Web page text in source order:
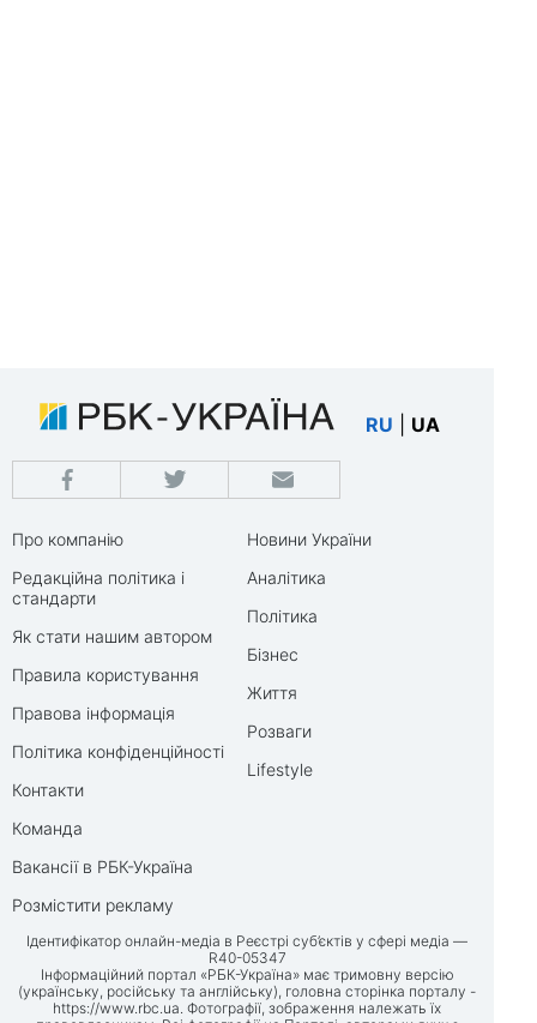
RU UA
Про компанію
Редакційна політика і
стандарти
Як стати нашим автором
Правила користування
Правова інформація
Політика конфіденційності
Контакти
Команда
Вакансії в РБК-Україна
Розмістити рекламу
Новини України
Аналітика
Політика
Бізнес
Життя
Розваги
Lifestyle
Ідентифікатор онлайн-медіа в Реєстрі суб’єктів у сфері медіа —
R40-05347
Інформаційний портал «РБК-Україна» має тримовну версію
(українську, російську та англійську), головна сторінка порталу -
https://www.rbc.ua. Фотографії, зображення належать їх